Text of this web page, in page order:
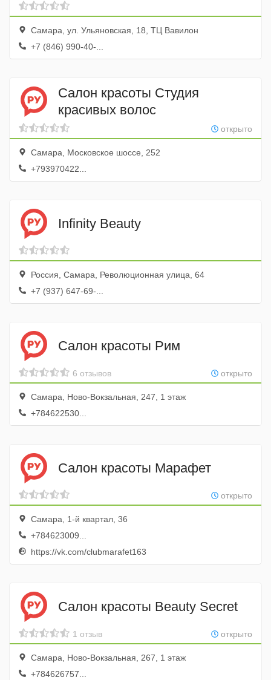
Самара, ул. Ульяновская, 18, ТЦ Вавилон
+7 (846) 990-40-...
Салон красоты Студия
красивых волос
открыто
Самара, Московское шоссе, 252
+793970422...
Infinity Beauty
Россия, Самара, Революционная улица, 64
+7 (937) 647-69-...
Салон красоты Рим
открыто
6 отзывов
Самара, Ново-Вокзальная, 247, 1 этаж
+784622530...
Салон красоты Марафет
открыто
Самара, 1-й квартал, 36
+784623009...
https://vk.com/clubmarafet163
Салон красоты Beauty Secret
открыто
1 отзыв
Самара, Ново-Вокзальная, 267, 1 этаж
+784626757...